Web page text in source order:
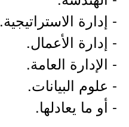
- إدارة الاستراتيجية.
- إدارة الأعمال.
- الإدارة العامة.
- علوم البيانات.
- أو ما يعادلها.